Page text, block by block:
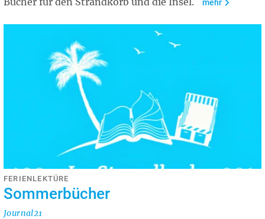
mehr
FERIENLEKTÜRE
Sommerbücher
Journal21